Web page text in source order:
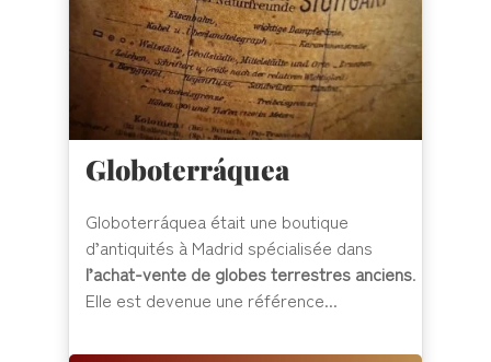
Globoterráquea
Globoterráquea était une boutique
d’antiquités à Madrid spécialisée dans
l’achat-vente de globes terrestres anciens.
Elle est devenue une référence...